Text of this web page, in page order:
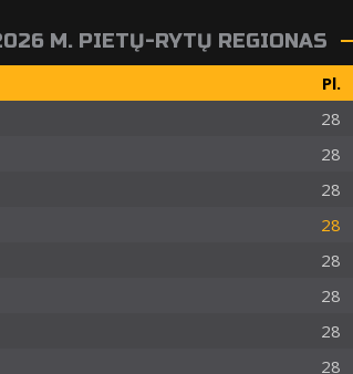
M. PIETŲ-RYTŲ REGIONAS
Pl.
28
28
28
28
28
28
28
28